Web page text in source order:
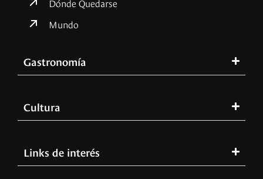
Mundo
Gastronomía
Cultura
Links de interés